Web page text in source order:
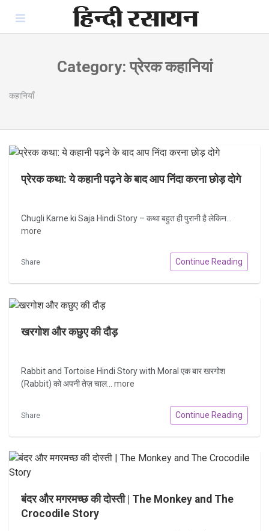
content
Category:प्रेरक कहानियां
कहानियाँ
प्रेरक कथा: ये कहानी पढ़ने के बाद आप निंदा करना छोड़ दोगे
Chugli Karne ki Saja Hindi Story – कथा बहुत ही पुरानी है लेकिन...
more
Share Continue Reading
खरगोश और कछुए की दौड़
Rabbit and Tortoise Hindi Story with Moral एक बार खरगोश
(Rabbit) को अपनी तेज़ चाल... more
Share Continue Reading
बंदर और मगरमच्छ की दोस्ती | The Monkey and The
Crocodile Story